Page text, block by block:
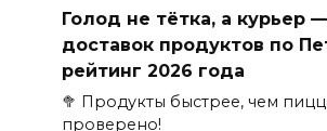
Голод не тётка, а курьер
доставок продуктов по
рейтинг 2026 года
🥦 Продукты быстрее, чем
проверено!